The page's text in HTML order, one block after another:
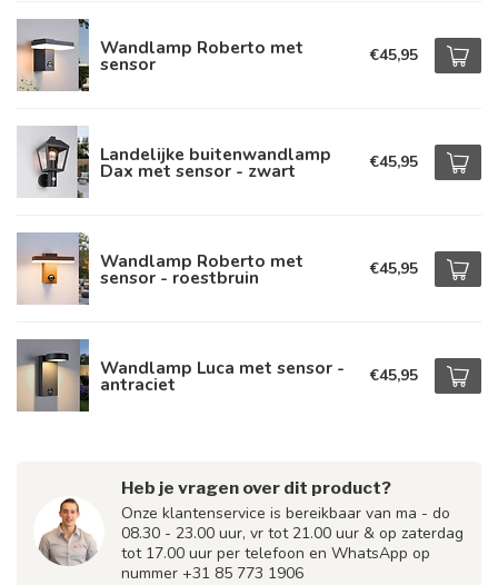
Wandlamp Roberto met
sensor €45,95
Landelijke buitenwandlamp
Dax met sensor - zwart €45,95
Wandlamp Roberto met
sensor - roestbruin €45,95
Wandlamp Luca met sensor -
antraciet €45,95
Heb je vragen over dit product?
Onze klantenservice is bereikbaar van ma - do
08.30 - 23.00 uur, vr tot 21.00 uur & op zaterdag
tot 17.00 uur per telefoon en WhatsApp op
nummer +31 85 773 1906